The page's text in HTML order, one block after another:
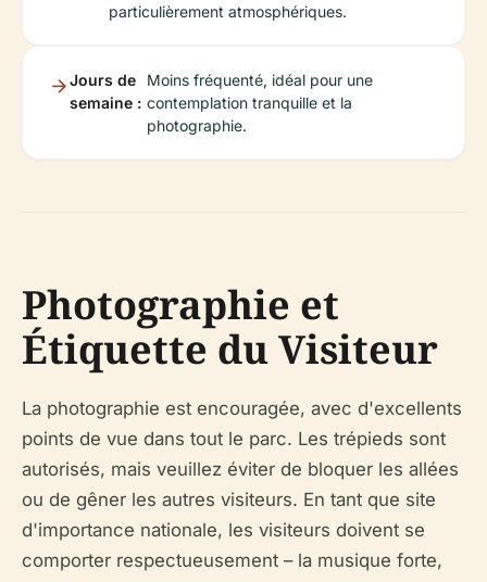
particulièrement atmosphériques.
Jours de
semaine :
Moins fréquenté, idéal pour une
contemplation tranquille et la
photographie.
Photographie et
Étiquette du Visiteur
La photographie est encouragée, avec d'excellents
points de vue dans tout le parc. Les trépieds sont
autorisés, mais veuillez éviter de bloquer les allées
ou de gêner les autres visiteurs. En tant que site
d'importance nationale, les visiteurs doivent se
comporter respectueusement – la musique forte,